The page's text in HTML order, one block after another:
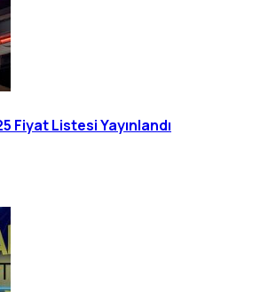
Fiyat Listesi Yayınlandı